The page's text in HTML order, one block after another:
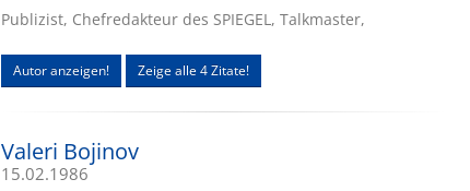
Publizist, Chefredakteur des SPIEGEL, Talkmaster,
Autor anzeigen! Zeige alle 4 Zitate!
Valeri Bojinov
15.02.1986